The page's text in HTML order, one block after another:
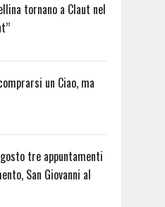
tornano a Claut nel
un Ciao, ma
tre appuntamenti
San Giovanni al